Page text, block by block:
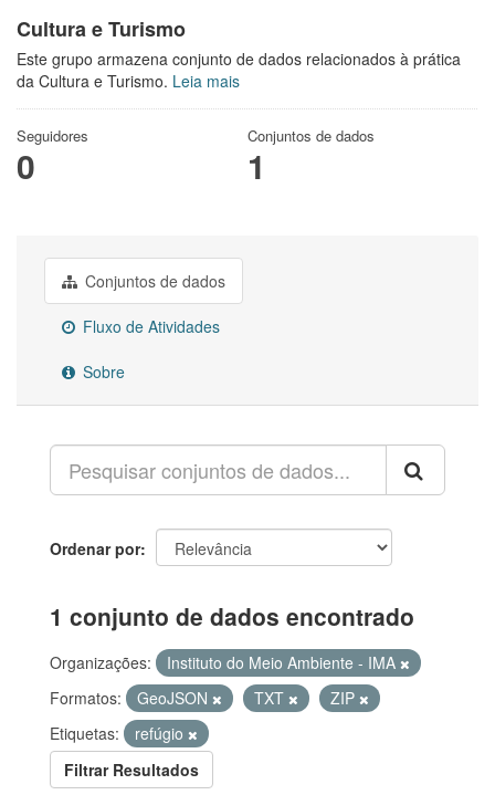
Cultura e Turismo
Este grupo armazena conjunto de dados relacionados à prática
da Cultura e Turismo. Leia mais
Seguidores
0
Conjuntos de dados
1
Conjuntos de dados
Fluxo de Atividades
Sobre
Ordenar por
1 conjunto de dados encontrado
Organizações:
Instituto do Meio Ambiente - IMA
Formatos:
GeoJSON TXT
ZIP
Etiquetas:
refúgio
Filtrar Resultados